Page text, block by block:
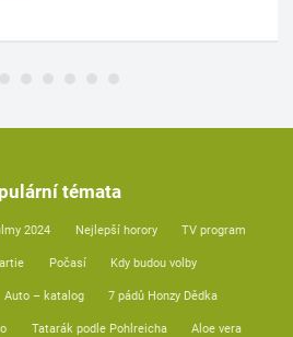
témata
2024 Nejlepší horory TV program
Počasí Kdy budou volby
Auto – katalog 7 pádů Honzy Dědka
Tatarák podle Pohlreicha Aloe vera